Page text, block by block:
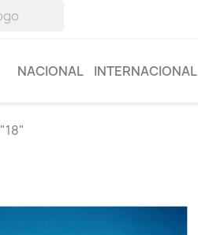
NACIONAL INTERNACIONAL
"18"